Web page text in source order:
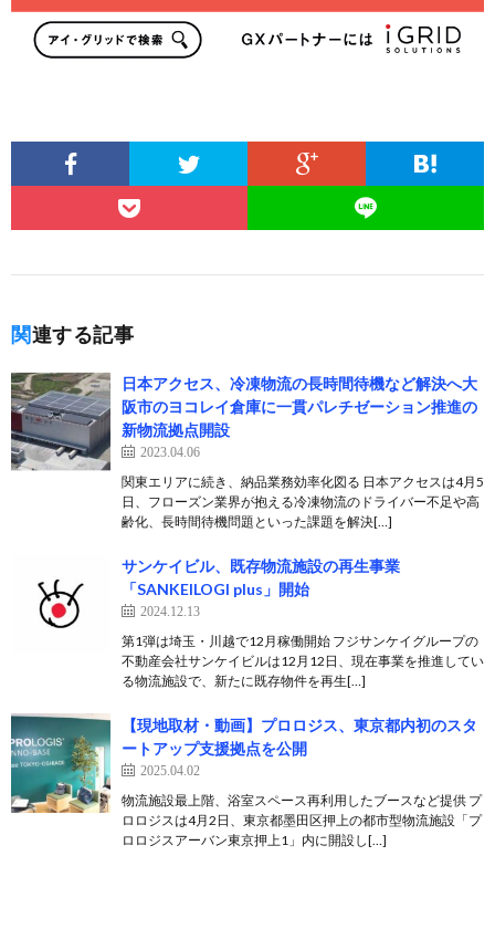
関連する記事
日本アクセス、冷凍物流の長時間待機など解決へ大
阪市のヨコレイ倉庫に一貫パレチゼーション推進の
新物流拠点開設
2023.04.06
関東エリアに続き、納品業務効率化図る 日本アクセスは4月5
日、フローズン業界が抱える冷凍物流のドライバー不足や高
齢化、長時間待機問題といった課題を解決[…]
サンケイビル、既存物流施設の再生事業
「SANKEILOGI plus」開始
2024.12.13
第1弾は埼玉・川越で12月稼働開始 フジサンケイグループの
不動産会社サンケイビルは12月12日、現在事業を推進してい
る物流施設で、新たに既存物件を再生[…]
【現地取材・動画】プロロジス、東京都内初のスタ
ートアップ支援拠点を公開
2025.04.02
物流施設最上階、浴室スペース再利用したブースなど提供 プ
ロロジスは4月2日、東京都墨田区押上の都市型物流施設「プ
ロロジスアーバン東京押上1」内に開設し[…]